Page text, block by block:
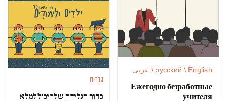
русский / English / عربى
Ежегодно безработные
учителя
גלריות
כדור הגלידה שלך יכול למלא